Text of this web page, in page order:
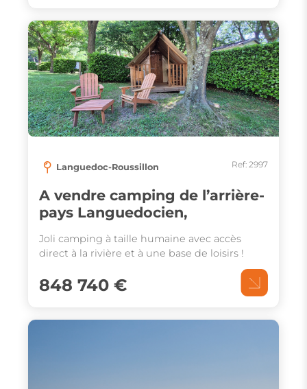
Languedoc-Roussillon Ref: 2997
A vendre camping de l’arrière-
pays Languedocien,
Joli camping à taille humaine avec accès
direct à la rivière et à une base de loisirs !
848 740 €